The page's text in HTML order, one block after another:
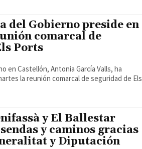
del Gobierno preside en
comarcal de
Ports
en Castellón, Antonia García Valls, ha
la reunión comarcal de seguridad de Els
y El Ballestar
y caminos gracias
y Diputación